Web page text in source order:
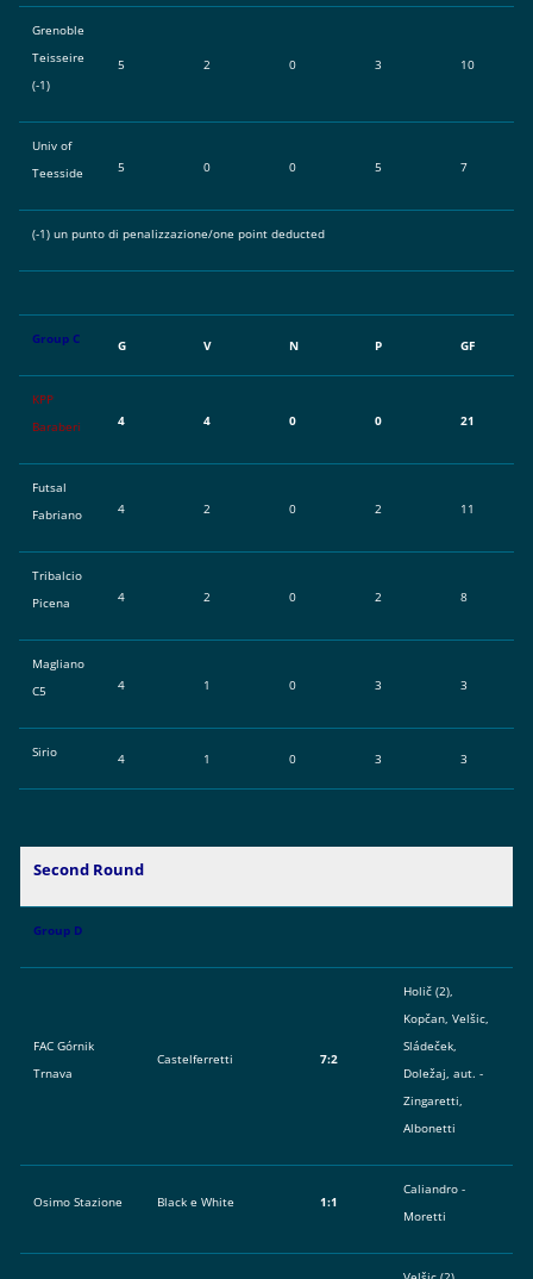
Grenoble
Teisseire
(-1)
5 2 0 3 10
Univ of
Teesside
5 0 0 5 7
(-1) un punto di penalizzazione/one point deducted
Group C G V N P GF
KPP
Baraberi
4 4 0 0 21
Futsal
Fabriano
4 2 0 2 11
Tribalcio
Picena
4 2 0 2 8
Magliano
C5
4 1 0 3 3
Sirio 4 1 0 3 3
Second Round
Group D
FAC Górnik
Trnava
Castelferretti 7:2
Holič (2),
Kopčan, Velšic,
Sládeček,
Doležaj, aut. -
Zingaretti,
Albonetti
Osimo Stazione Black e White 1:1
Caliandro -
Moretti